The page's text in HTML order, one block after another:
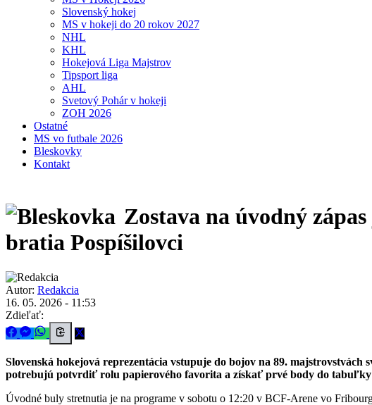
Slovenský hokej
MS v hokeji do 20 rokov 2027
NHL
KHL
Hokejová Liga Majstrov
Tipsport liga
AHL
Svetový Pohár v hokeji
ZOH 2026
Ostatné
MS vo futbale 2026
Bleskovky
Kontakt
Zostava na úvodný
bratia Pospíšilovci
Autor: Redakcia
16. 05. 2026 - 11:53
Zdieľať:
Slovenská hokejová reprezentácia vstupuje do bojov na 89.
potrebujú potvrdiť rolu papierového favorita a získať prvé body do
Úvodné buly stretnutia je na programe v sobotu o 12:20 v BCF-Arene vo